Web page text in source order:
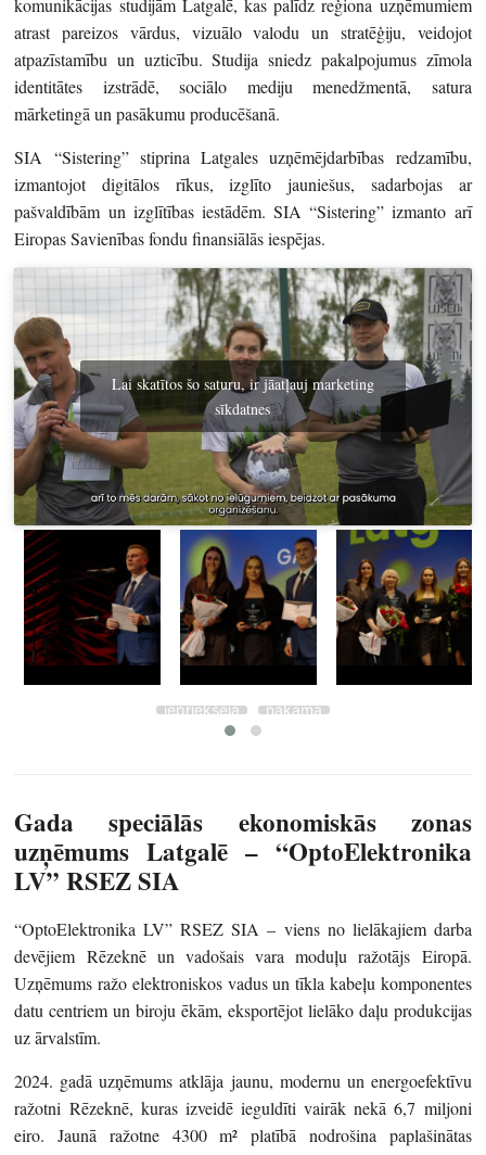
komunikācijas studijām Latgalē, kas palīdz reģiona uzņēmumiem
atrast pareizos vārdus, vizuālo valodu un stratēģiju, veidojot
atpazīstamību un uzticību. Studija sniedz pakalpojumus zīmola
identitātes izstrādē, sociālo mediju menedžmentā, satura
mārketingā un pasākumu producēšanā.
SIA “Sistering” stiprina Latgales uzņēmējdarbības redzamību,
izmantojot digitālos rīkus, izglīto jauniešus, sadarbojas ar
pašvaldībām un izglītības iestādēm. SIA “Sistering” izmanto arī
Eiropas Savienības fondu finansiālās iespējas.
Lai skatītos šo saturu, ir jāatļauj marketing
sīkdatnes
iepriekšējā nākamā
Gada speciālās ekonomiskās zonas
uzņēmums Latgalē – “OptoElektronika
LV” RSEZ SIA
“OptoElektronika LV” RSEZ SIA – viens no lielākajiem darba
devējiem Rēzeknē un vadošais vara moduļu ražotājs Eiropā.
Uzņēmums ražo elektroniskos vadus un tīkla kabeļu komponentes
datu centriem un biroju ēkām, eksportējot lielāko daļu produkcijas
uz ārvalstīm.
2024. gadā uzņēmums atklāja jaunu, modernu un energoefektīvu
ražotni Rēzeknē, kuras izveidē ieguldīti vairāk nekā 6,7 miljoni
eiro. Jaunā ražotne 4300 m² platībā nodrošina paplašinātas